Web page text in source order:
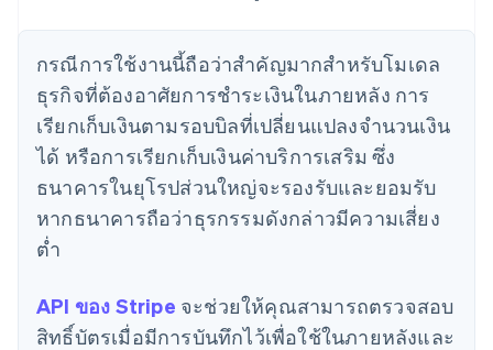
กรณีการใช้งานนี้ถือว่าสำคัญมากสำหรับโมเดล
ธุรกิจที่ต้องอาศัยการชำระเงินในภายหลัง การ
เรียกเก็บเงินตามรอบบิลที่เปลี่ยนแปลงจำนวนเงิน
ได้ หรือการเรียกเก็บเงินค่าบริการเสริม ซึ่ง
ธนาคารในยุโรปส่วนใหญ่จะรองรับและยอมรับ
หากธนาคารถือว่าธุรกรรมดังกล่าวมีความเสี่ยง
ต่ำ
API ของ Stripe จะช่วยให้คุณสามารถตรวจสอบ
สิทธิ์บัตรเมื่อมีการบันทึกไว้เพื่อใช้ในภายหลังและ